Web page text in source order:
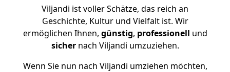
Viljandi ist voller Schätze, das reich an
Geschichte, Kultur und Vielfalt ist. Wir
ermöglichen Ihnen, günstig, professionell und
sichernach Viljandi umzuziehen.
Wenn Sie nun nach Viljandi umziehen möchten,